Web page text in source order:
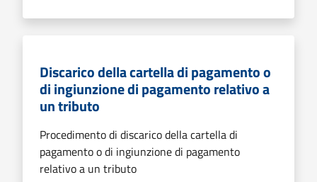
Discarico della cartella di pagamento o
di ingiunzione di pagamento relativo a
un tributo
Procedimento di discarico della cartella di
pagamento o di ingiunzione di pagamento
relativo a un tributo